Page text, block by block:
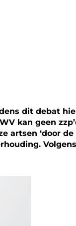
dit debat
kan geen
artsen ‘door de